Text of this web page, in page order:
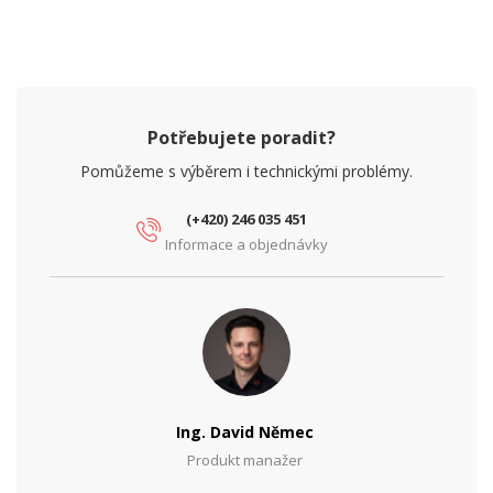
Potřebujete poradit?
Pomůžeme s výběrem i technickými problémy.
(+420) 246 035 451
Informace a objednávky
Ing. David Němec
Produkt manažer